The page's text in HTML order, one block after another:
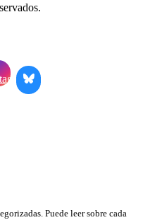
Puede leer sobre cada